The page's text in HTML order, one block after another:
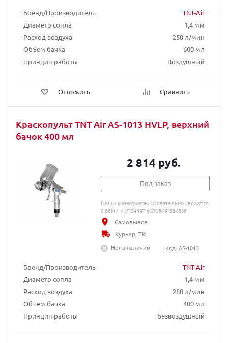
Бренд/Производитель
TNT-Air
Диаметр сопла
1,4 мм
Расход воздуха
250 л/мин
Объем бачка
600 мл
Принцип работы
Воздушный
Отложить Сравнить
Краскопульт TNT Air AS-1013 HVLP, верхний
бачок 400 мл
Бренд/Производитель
TNT-Air
Диаметр сопла
1,4 мм
Расход воздуха
280 л/мин
Объем бачка
400 мл
Принцип работы
Безвоздушный
2 814 руб.
Под заказ
Наши менеджеры обязательно свяжутся
с вами и уточнят условия заказа
Самовывоз
Курьер, ТК
Нет в наличии
Код: AS-1013